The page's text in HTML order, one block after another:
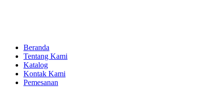
Beranda
Tentang Kami
Katalog
Kontak Kami
Pemesanan